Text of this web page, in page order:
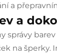
a
a
správy
na šperky.